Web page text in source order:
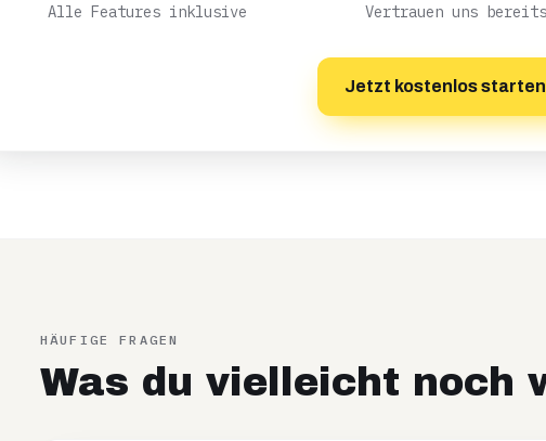
Alle Features inklusive Vertrauen uns bereits
Jetzt kostenlos starten
HÄUFIGE FRAGEN
Was du vielleicht noch